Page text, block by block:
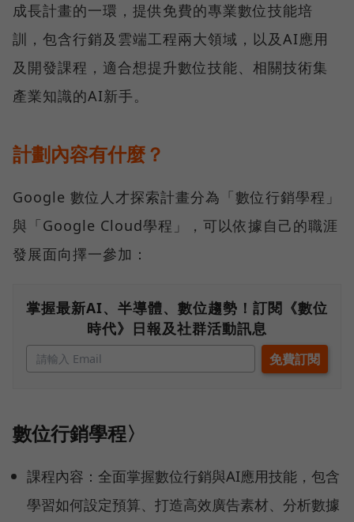
成長計畫的一環，提供免費的專業數位技能培
訓，包含行銷及雲端工程兩大領域，以及AI應用
及開發課程，適合想提升數位技能、相關技術集
產業知識的AI新手。
計劃內容有什麼？
Google 數位人才探索計畫分為「數位行銷學程」
與「Google Cloud學程」，可以依據自己的職涯
發展面向擇一參加：
掌握最新AI、半導體、數位趨勢！訂閱《數位
時代》日報及社群活動訊息
數位行銷學程〉
課程內容：全面掌握數位行銷與AI應用技能，包含
學習如何設定預算、打造高效廣告素材、分析數據